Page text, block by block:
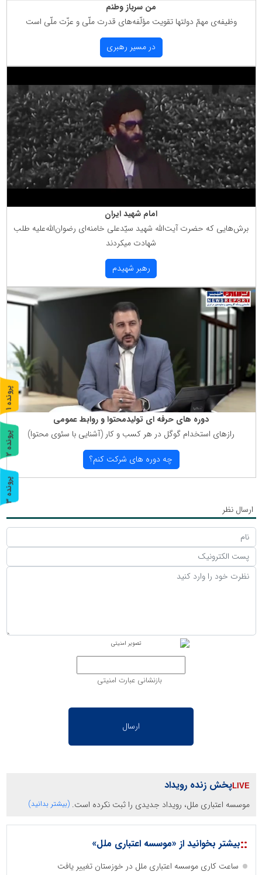
من سرباز وطنم
وظیفه‌ی مهمّ دولتها تقویت مؤلّفه‌های قدرت ملّی و عزّت ملّی است
در مسیر رهبری
امام شهید ایران
برش‌هایی كه حضرت آیت‌الله شهید سیّدعلی خامنه‌ای رضوان‌الله‌علیه طلب
شهادت میكردند
رهبر شهیدم
دوره های حرفه ای تولیدمحتوا و روابط عمومی
رازهای استخدام گوگل در هر كسب و كار (آشنایی با سئوی محتوا)
چه دوره های شركت كنم؟
ارسال نظر
بازنشانی عبارت امنیتی
پخش زنده رویداد
موسسه اعتباری ملل، رویداد جدیدی را ثبت نکرده است. (بیشتر بدانید)
::بیشتر بخوانید از «موسسه اعتباری ملل»
ساعت کاری موسسه اعتباری ملل در خوزستان تغییر یافت
پ
ر
و
ن
د
ه
1
پ
ر
و
ن
د
ه
2
پ
ر
و
ن
د
ه
3